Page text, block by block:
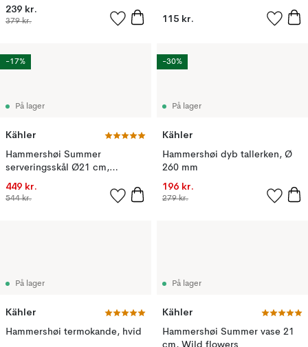
239 kr.
379 kr. 115 kr.
På lager
Kähler
Hammershøi Summer
serveringsskål Ø21 cm,
Summer berries
449 kr.
544 kr.
-17%
På lager
Kähler
Hammershøi dyb tallerken, Ø
260 mm
196 kr.
279 kr.
-30%
På lager
Kähler
Hammershøi termokande, hvid
På lager
Kähler
Hammershøi Summer vase 21
cm, Wild flowers